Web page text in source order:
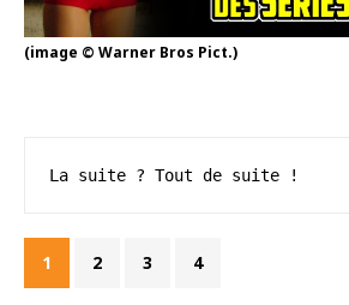
(image © Warner Bros Pict.)
La suite ? Tout de suite !
1 2 3 4